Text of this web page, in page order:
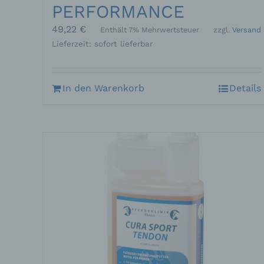
PERFORMANCE
49,22 € Enthält 7% Mehrwertsteuer zzgl. Versand
Lieferzeit: sofort lieferbar
In den Warenkorb Details